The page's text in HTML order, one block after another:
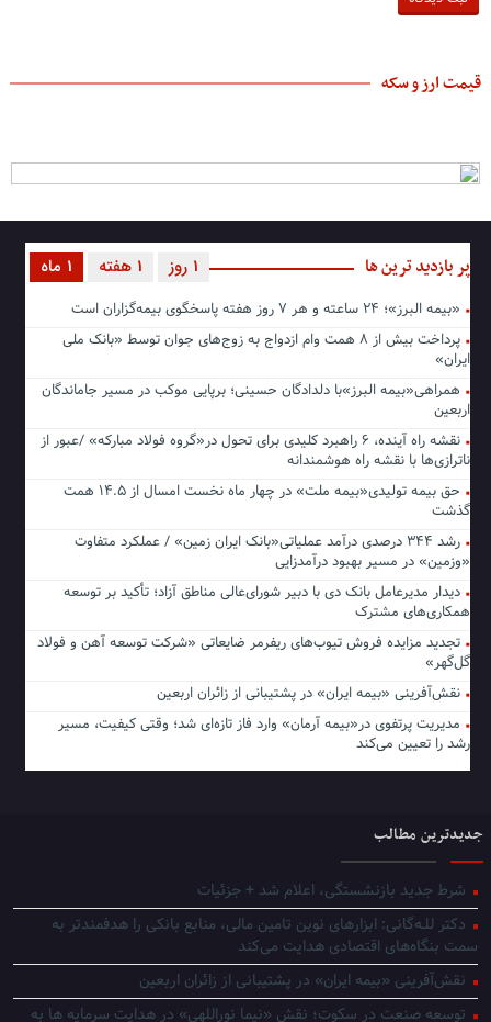
قیمت ارز و سکه
پر بازدید ترین ها 1 ماه 1 هفته 1 روز
«بیمه البرز»؛ ۲۴ ساعته و هر ۷ روز هفته پاسخگوی بیمه‌گزاران است
پرداخت بیش از ۸ همت وام ازدواج به زوج‌های جوان توسط «بانک ملی
ایران»
همراهی«بیمه البرز»با دلدادگان حسینی؛ برپایی موکب در مسیر جاماندگان
اربعین
نقشه راه آینده، ۶ راهبرد کلیدی برای تحول در«گروه فولاد مبارکه» /عبور از
ناترازی‌ها با نقشه راه هوشمندانه
حق بیمه تولیدی«بیمه ملت» در چهار ماه نخست امسال از ۱۴.۵ همت
گذشت
رشد ۳۴۴ درصدی درآمد عملیاتی«بانک ایران زمین» / عملکرد متفاوت
«وزمین» در مسیر بهبود درآمدزایی
دیدار مدیرعامل بانک دی با دبیر شورای‌عالی مناطق آزاد؛ تأکید بر توسعه
همکاری‌های مشترک
تجدید مزایده فروش تیوب‌های ریفرمر ضایعاتی «شرکت توسعه آهن و فولاد
گل‌گهر»
نقش‌آفرینی «بیمه ایران» در پشتیبانی از زائران اربعین
مدیریت پرتفوی در«بیمه آرمان» وارد فاز تازه‌ای شد؛ وقتی کیفیت، مسیر
رشد را تعیین می‌کند
جدیدترین مطالب
شرط جدید بازنشستگی، اعلام شد + جزئیات
دکتر للـه‌گانی: ابزارهای نوین تامین مالی، منابع بانکی را هدفمندتر به
سمت بنگاه‌های اقتصادی هدایت می‌کند
نقش‌آفرینی «بیمه ایران» در پشتیبانی از زائران اربعین
توسعه صنعت در سکوت؛ نقش «نیما نوراللهی» در هدایت سرمایه ها به